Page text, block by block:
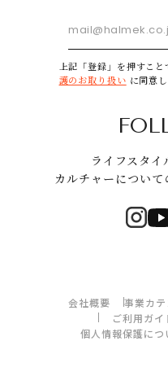
上記「登録」を押すこと
護のお取り扱い に同意
ライフスタイ
カルチャーについて
会社概要 事業カテ
ご利用ガイ
個人情報保護につ